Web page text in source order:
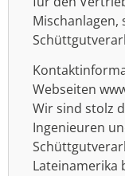
Mischanlagen,
Webseiten
Wir sind stolz
Ingenieuren
Lateinamerika